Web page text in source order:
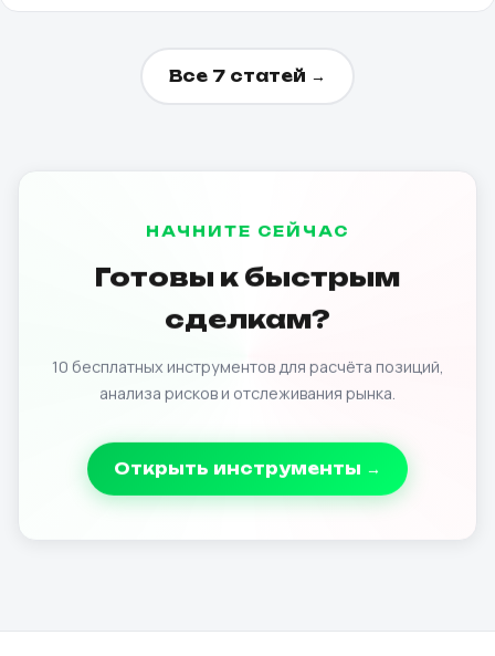
Все 7 статей →
НАЧНИТЕ СЕЙЧАС
Готовы к быстрым
сделкам?
10 бесплатных инструментов для расчёта позиций,
анализа рисков и отслеживания рынка.
Открыть инструменты →